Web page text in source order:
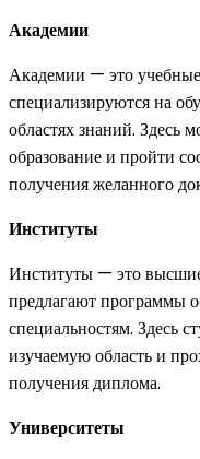
Академии
Академии — это
специализируются на
областях знаний. Здесь
образование и пройти
получения желанного
Институты
Институты — это
предлагают программы
специальностям. Здесь
изучаемую область и
получения диплома.
Университеты